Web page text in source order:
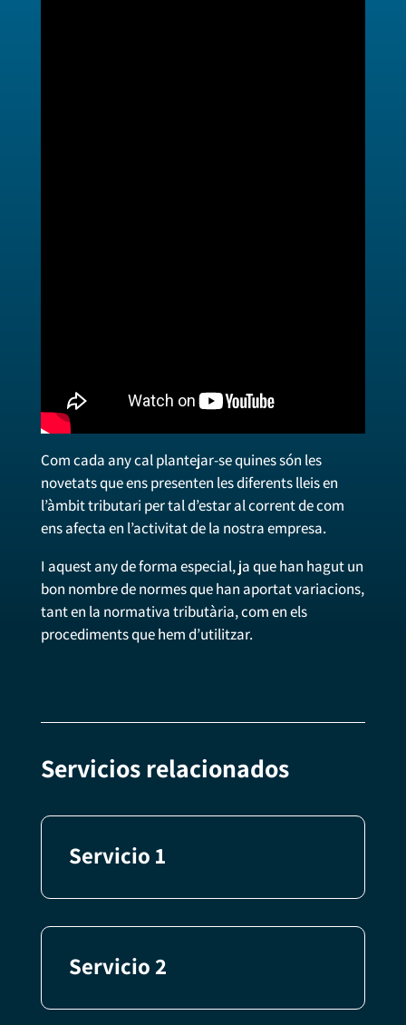
Com cada any cal plantejar-se quines són les
novetats que ens presenten les diferents lleis en
l’àmbit tributari per tal d’estar al corrent de com
ens afecta en l’activitat de la nostra empresa.
I aquest any de forma especial, ja que han hagut un
bon nombre de normes que han aportat variacions,
tant en la normativa tributària, com en els
procediments que hem d’utilitzar.
Servicios relacionados
Servicio 1
Servicio 2